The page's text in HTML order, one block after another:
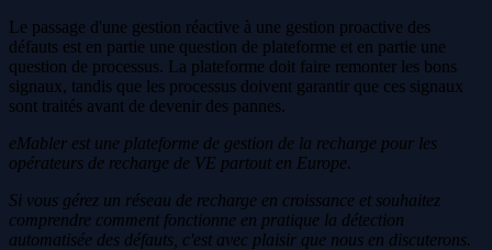
Le passage d'une gestion réactive à une gestion proactive des
défauts est en partie une question de plateforme et en partie une
question de processus. La plateforme doit faire remonter les bons
signaux, tandis que les processus doivent garantir que ces signaux
sont traités avant de devenir des pannes.
eMabler est une plateforme de gestion de la recharge pour les
opérateurs de recharge de VE partout en Europe.
Si vous gérez un réseau de recharge en croissance et souhaitez
comprendre comment fonctionne en pratique la détection
automatisée des défauts, c'est avec plaisir que nous en discuterons.